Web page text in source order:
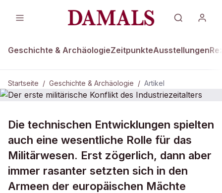
Geschichte & ArchäologieZeitpunkteAusstellungen
Startseite / Geschichte & Archäologie / Artikel
DAMALS PlusGESCHICHTE & ARCHÄOLOGIE
Der erste militärische Konflikt des
Industriezeitalters
Die technischen Entwicklungen spielten
auch eine wesentliche Rolle für das
Militärwesen. Erst zögerlich, dann aber
immer rasanter setzten sich in den
Armeen der europäischen Mächte